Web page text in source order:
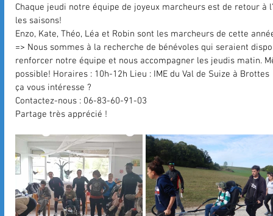
Chaque jeudi notre équipe de joyeux marcheurs est de retour
les saisons!
Enzo, Kate, Théo, Léa et Robin sont les marcheurs de cette
=> Nous sommes à la recherche de bénévoles qui seraient
renforcer notre équipe et nous accompagner les jeudis matin.
possible! Horaires : 10h-12h Lieu : IME du Val de Suize à Brottes
ça vous intéresse ?
Contactez-nous : 06-83-60-91-03
Partage très apprécié !